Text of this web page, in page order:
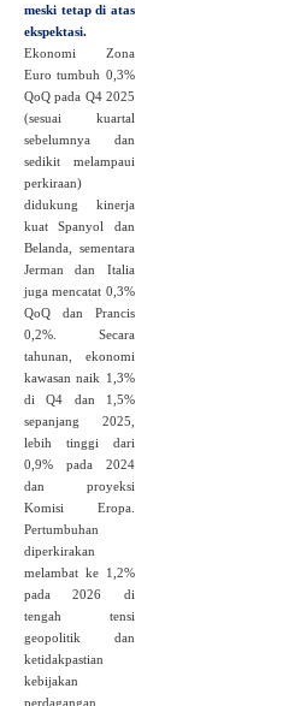
meski tetap di atas
ekspektasi.
Ekonomi Zona
Euro tumbuh 0,3%
QoQ pada Q4 2025
(sesuai kuartal
sebelumnya dan
sedikit melampaui
perkiraan)
didukung kinerja
kuat Spanyol dan
Belanda, sementara
Jerman dan Italia
juga mencatat 0,3%
QoQ dan Prancis
0,2%. Secara
tahunan, ekonomi
kawasan naik 1,3%
di Q4 dan 1,5%
sepanjang 2025,
lebih tinggi dari
0,9% pada 2024
dan proyeksi
Komisi Eropa.
Pertumbuhan
diperkirakan
melambat ke 1,2%
pada 2026 di
tengah tensi
geopolitik dan
ketidakpastian
kebijakan
perdagangan,